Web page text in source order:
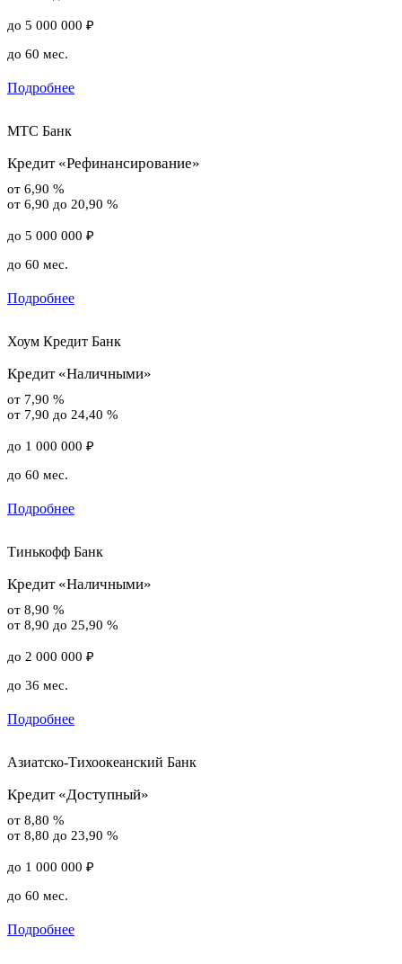
до 5 000 000 ₽
до 60 мес.
Подробнее
МТС Банк
Кредит «Рефинансирование»
от 6,90 %
от 6,90 до 20,90 %
до 5 000 000 ₽
до 60 мес.
Подробнее
Хоум Кредит Банк
Кредит «Наличными»
от 7,90 %
от 7,90 до 24,40 %
до 1 000 000 ₽
до 60 мес.
Подробнее
Тинькофф Банк
Кредит «Наличными»
от 8,90 %
от 8,90 до 25,90 %
до 2 000 000 ₽
до 36 мес.
Подробнее
Азиатско-Тихоокеанский Банк
Кредит «Доступный»
от 8,80 %
от 8,80 до 23,90 %
до 1 000 000 ₽
до 60 мес.
Подробнее